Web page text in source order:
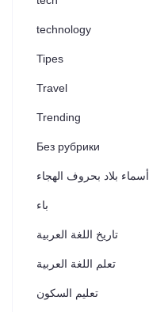
technology
Tipes
Travel
Trending
Без рубрики
أسماء بلاد بحروف الهجاء
باء
تاريخ اللغة العربية
تعلم اللغة العربية
تعليم السكون